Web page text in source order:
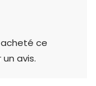
ce
avis.